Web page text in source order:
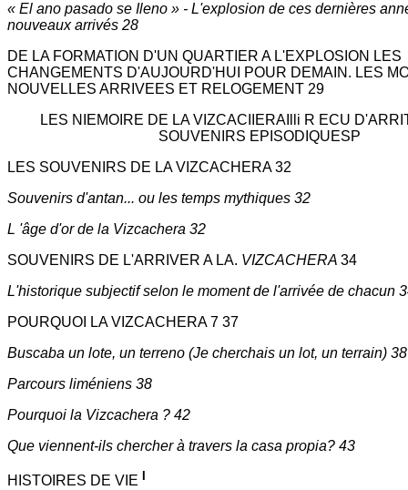
« El ano pasado se Ileno » - L'explosion de ces dernières
nouveaux arrivés 28
DE LA FORMATION D'UN QUARTIER A L'EXPLOSION LES
CHANGEMENTS D'AUJOURD'HUI POUR DEMAIN. LES
NOUVELLES ARRIVEES ET RELOGEMENT 29
LES NIEMOIRE DE LA VIZCACIIERAIlli R ECU
SOUVENIRS EPISODIQUESP
LES SOUVENIRS DE LA VIZCACHERA 32
Souvenirs d'antan... ou les temps mythiques 32
L 'âge d'or de la Vizcachera 32
SOUVENIRS DE L'ARRIVER A LA. VIZCACHERA 34
L'historique subjectif selon le moment de l'arrivée de chacun
POURQUOI LA VIZCACHERA 7 37
Buscaba un lote, un terreno (Je cherchais un lot, un terrain) 38
Parcours liméniens 38
Pourquoi la Vizcachera ? 42
Que viennent-ils chercher à travers la casa propia? 43
HISTOIRES DE VIE